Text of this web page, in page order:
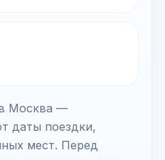
Москва —
даты поездки,
мест. Перед